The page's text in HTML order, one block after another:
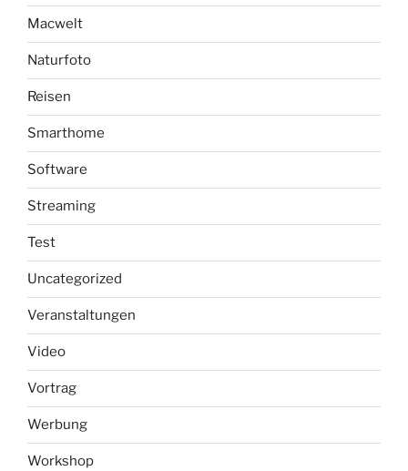
Macwelt
Naturfoto
Reisen
Smarthome
Software
Streaming
Test
Uncategorized
Veranstaltungen
Video
Vortrag
Werbung
Workshop